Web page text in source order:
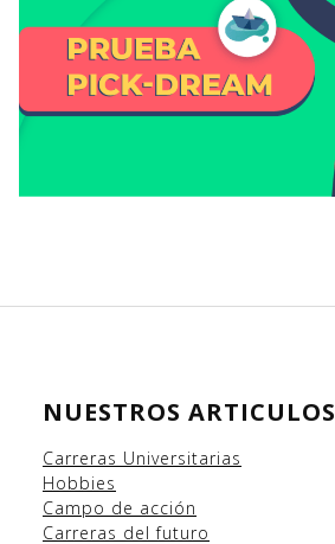
NUESTROS ARTICULOS
Carreras Universitarias
Hobbies
Campo de acción
Carreras del futuro